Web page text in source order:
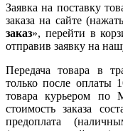
Заявка на поставку
заказа на сайте
заказ», перейти в
отправив заявку на
Передача товара в
только после оплаты
товара курьером по
стоимость заказа
предоплата